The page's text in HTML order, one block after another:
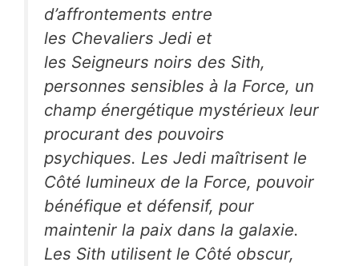
d’affrontements entre
les Chevaliers Jedi et
les Seigneurs noirs des Sith,
personnes sensibles à la Force, un
champ énergétique mystérieux leur
procurant des pouvoirs
psychiques. Les Jedi maîtrisent le
Côté lumineux de la Force, pouvoir
bénéfique et défensif, pour
maintenir la paix dans la galaxie.
Les Sith utilisent le Côté obscur,